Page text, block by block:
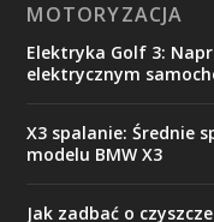
MOTORYZACJA
Elektryka Golf 3:
elektrycznym
X3 spalanie: Średnie
modelu BMW X3
Jak zadbać o